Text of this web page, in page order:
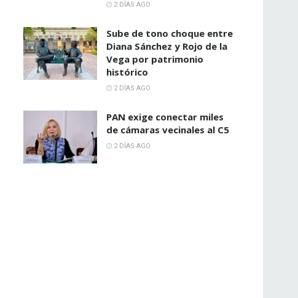
2 DÍAS AGO
Sube de tono choque entre
Diana Sánchez y Rojo de la
Vega por patrimonio
histórico
2 DÍAS AGO
PAN exige conectar miles
de cámaras vecinales al C5
2 DÍAS AGO